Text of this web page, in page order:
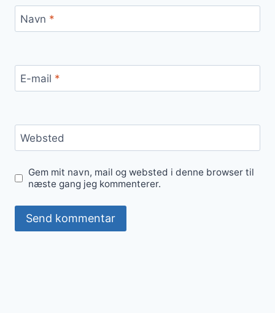
Navn *
E-mail *
Websted
Gem mit navn, mail og websted i denne browser til
næste gang jeg kommenterer.